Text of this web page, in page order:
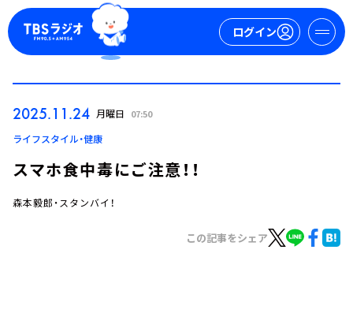
ログイン
ログイン
2025.11.24 月曜日 07:50
ライフスタイル・健康
スマホ食中毒にご注意！！
森本毅郎・スタンバイ！
この記事をシェア